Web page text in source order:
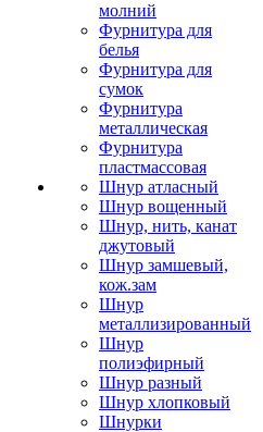
молний
Фурнитура для
белья
Фурнитура для
сумок
Фурнитура
металлическая
Фурнитура
пластмассовая
Шнур атласный
Шнур вощенный
Шнур, нить, канат
джутовый
Шнур замшевый,
кож.зам
Шнур
металлизированный
Шнур
полиэфирный
Шнур разный
Шнур хлопковый
Шнурки